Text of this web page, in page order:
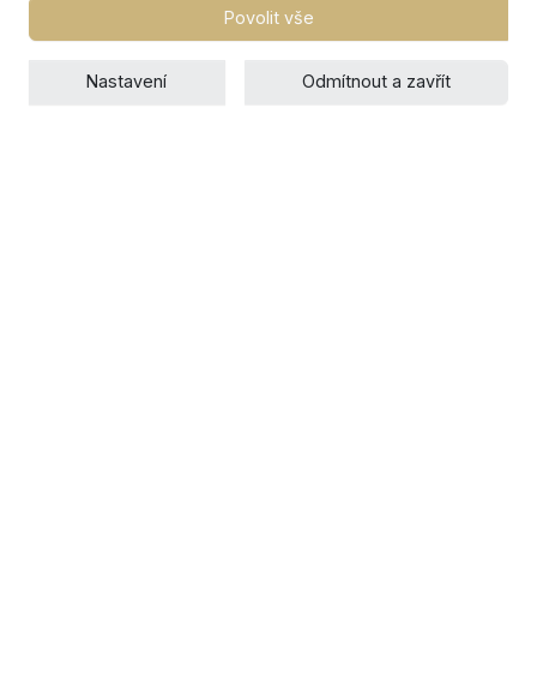
Povolit vše
Nastavení Odmítnout a zavřít